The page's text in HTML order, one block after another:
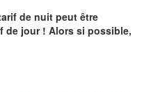
de nuit peut être
de jour ! Alors si possible,